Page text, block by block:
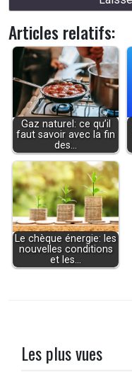
Articles relatifs:
Gaz naturel: ce qu’il
faut savoir avec la fin
des…
Le chèque énergie: les
nouvelles conditions
et les…
Les plus vues